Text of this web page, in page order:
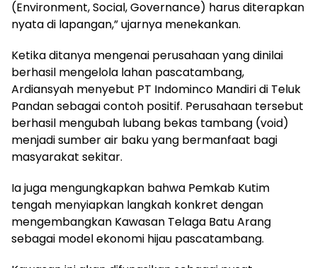
(Environment, Social, Governance) harus diterapkan
nyata di lapangan,” ujarnya menekankan.
Ketika ditanya mengenai perusahaan yang dinilai
berhasil mengelola lahan pascatambang,
Ardiansyah menyebut PT Indominco Mandiri di Teluk
Pandan sebagai contoh positif. Perusahaan tersebut
berhasil mengubah lubang bekas tambang (void)
menjadi sumber air baku yang bermanfaat bagi
masyarakat sekitar.
Ia juga mengungkapkan bahwa Pemkab Kutim
tengah menyiapkan langkah konkret dengan
mengembangkan Kawasan Telaga Batu Arang
sebagai model ekonomi hijau pascatambang.